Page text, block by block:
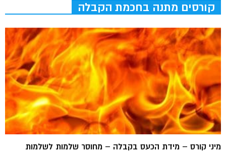
קורסים מתנה בחכמת הקבלה
מיני קורס – מידת הכעס בקבלה – מחוסר שלמות לשלמות